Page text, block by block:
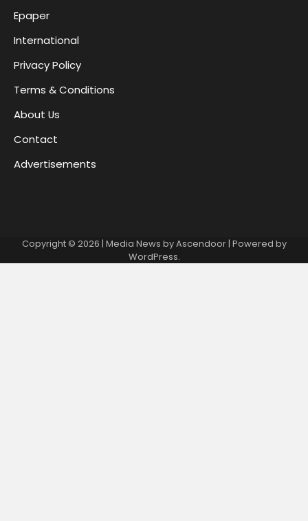
Epaper
International
Privacy Policy
Terms & Conditions
About Us
Contact
Advertisements
Copyright © 2026 | Media News byAscendoor| Powered by
WordPress.